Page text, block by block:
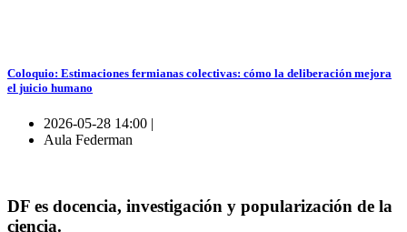
Coloquio: Estimaciones fermianas colectivas: cómo la deliberación mejora
el juicio humano
2026-05-28 14:00 |
Aula Federman
DF es docencia, investigación y popularización de la
ciencia.